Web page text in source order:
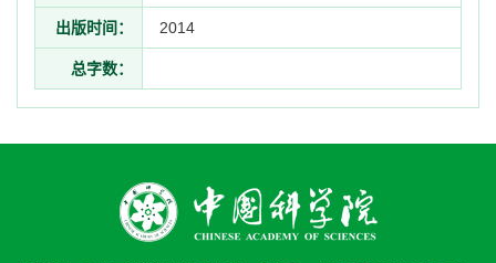
出版时间： 2014
总字数：